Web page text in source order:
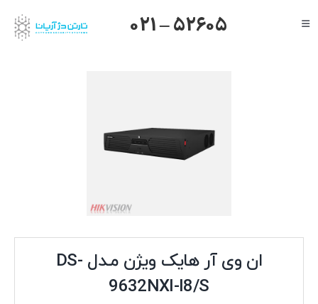
to
Toggle
021 – 52605
ان وی آر هایک ویژن مـدل DS-
9632NXI-I8/S